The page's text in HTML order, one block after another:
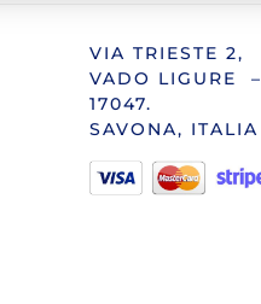
VIA TRIESTE 2,
VADO LIGURE –
17047.
SAVONA, ITALIA